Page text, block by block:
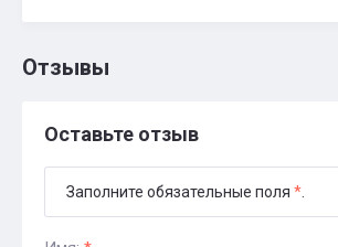
Отзывы
Оставьте отзыв
Заполните обязательные поля *